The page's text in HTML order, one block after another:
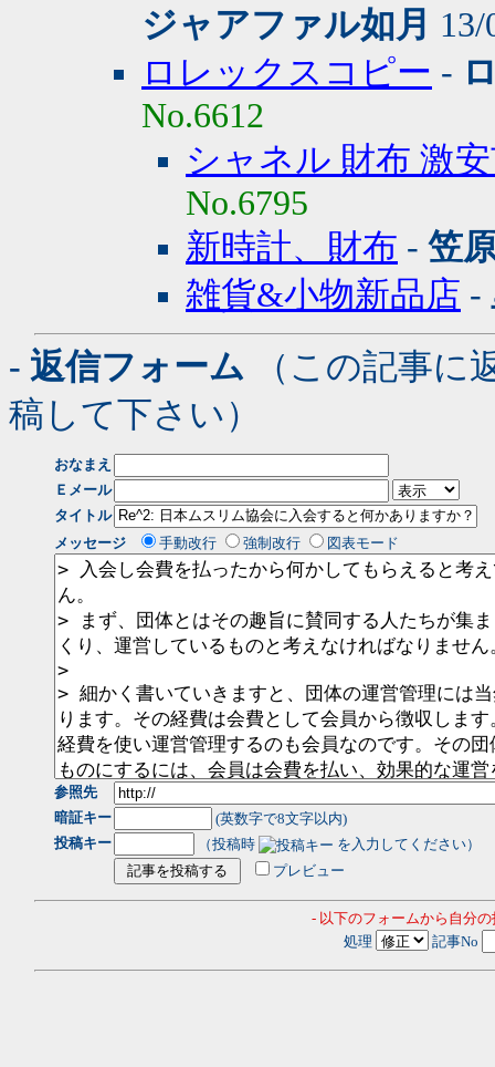
ジャアファル如月
ロレックスコピー -
No.6612
シャネル 財布 激
No.6795
新時計、財布 - 笠
雑貨&小物新品店 -
- 返信フォーム （この記事に
稿して下さい）
おなまえ
Ｅメール
タイトル
メッセージ
手動改行 強制改行 図表モード
参照先
暗証キー
(英数字で8文字以内)
投稿キー
（投稿時
を入力してください）
プレビュー
- 以下のフォームから自分
処理
記事No